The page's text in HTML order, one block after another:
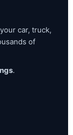
car, truck,
of
.